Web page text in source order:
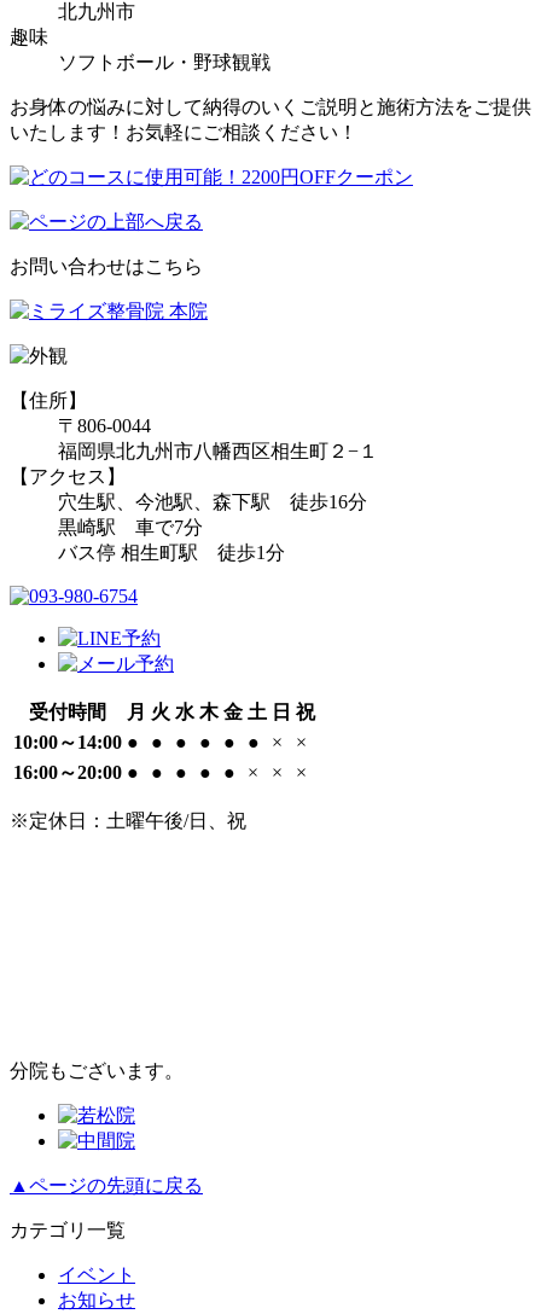
北九州市
趣味
ソフトボール・野球観戦
お身体の悩みに対して納得のいくご説明と施術方法をご提供
いたします！お気軽にご相談ください！
お問い合わせはこちら
【住所】
〒806-0044
福岡県北九州市八幡西区相生町２−１
【アクセス】
穴生駅、今池駅、森下駅 徒歩16分
黒崎駅 車で7分
バス停 相生町駅 徒歩1分
受付時間 月 火 水 木 金 土 日 祝
10:00～14:00 ● ● ● ● ● ● ×
×
16:00～20:00 ● ● ● ● ● × × ×
※定休日：土曜午後/日、祝
分院もございます。
▲ページの先頭に戻る
カテゴリ一覧
イベント
お知らせ